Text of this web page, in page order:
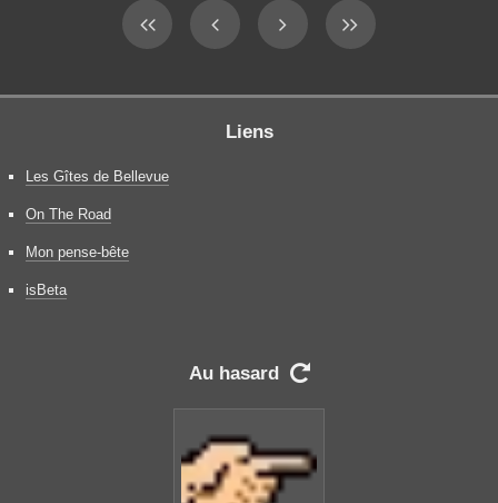
Liens
Les Gîtes de Bellevue
On The Road
Mon pense-bête
isBeta
Au hasard 